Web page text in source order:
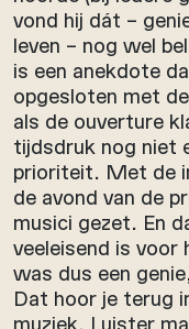
vond hij dát –
leven – nog wel
is een anekdote
opgesloten met
als de ouverture
tijdsdruk nog niet
prioriteit. Met de
de avond van de
musici gezet. En
veeleisend is voor
was dus een
Dat hoor je terug
muziek. Luister